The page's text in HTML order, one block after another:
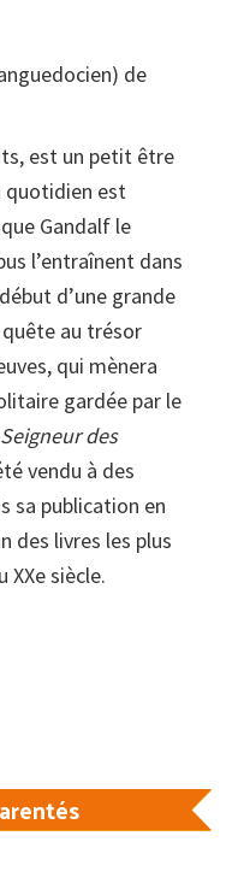
de
est un petit être
quotidien est
Gandalf le
l’entraînent dans
d’une grande
au trésor
qui mènera
gardée par le
Seigneur des
vendu à des
sa publication en
des livres les plus
siècle.